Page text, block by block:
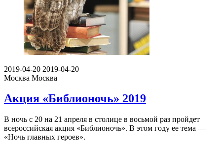
2019-04-20 2019-04-20
Москва Москва
Акция «Библионочь» 2019
В ночь с 20 на 21 апреля в столице в восьмой раз пройдет
всероссийская акция «Библионочь». В этом году ее тема —
«Ночь главных героев».